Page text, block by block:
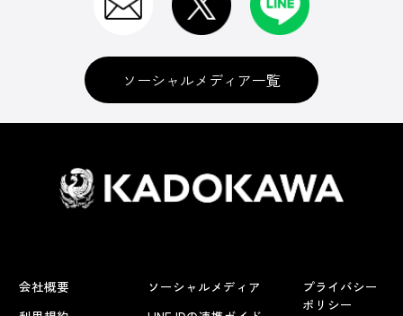
ソーシャルメディア一覧
会社概要
ソーシャルメディア
プライバシー
ポリシー